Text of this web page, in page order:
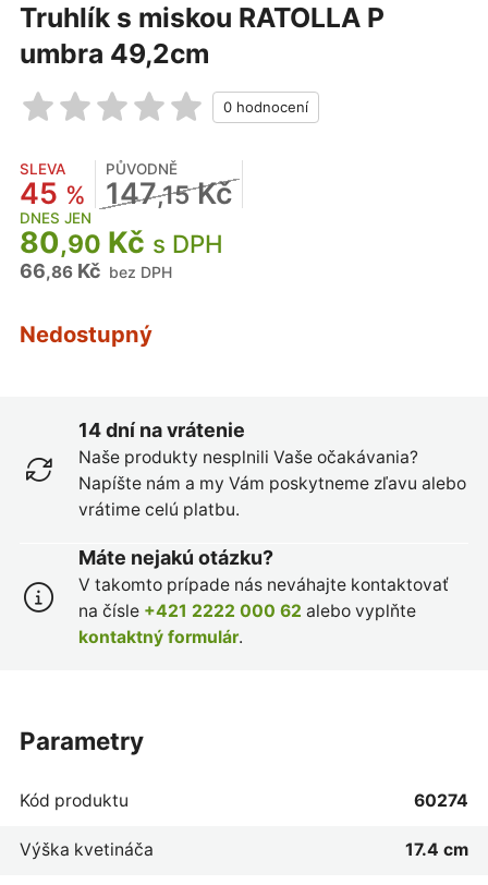
Truhlík s miskou RATOLLA P
umbra 49,2cm
SLEVA
45 %
PŮVODNĚ
147,15Kč
DNES JEN
80,90 Kč s DPH
66,86Kč bez DPH
Nedostupný
14 dní na vrátenie
Naše produkty nesplnili Vaše očakávania?
Napíšte nám a my Vám poskytneme zľavu alebo
vrátime celú platbu.
Máte nejakú otázku?
V takomto prípade nás neváhajte kontaktovať
na čísle +421 2222 000 62 alebo vyplňte
kontaktný formulár.
parametry
Kód produktu 60274
Výška kvetináča 17.4 cm